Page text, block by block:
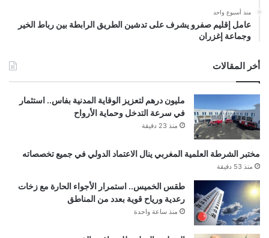
منذ أسبوع واحد
عامل إقليم صفرو يشرف على تدشين الطريق الرابطة بين رباط الخير
وجماعة إغزران
أخر المقالات
مليون درهم لتعزيز الوقاية المدنية بفاس.. استثمار
في سرعة التدخل وحماية الأرواح
منذ 23 دقيقة
مختبر الشرطة العلمية المغربي ينال الاعتماد الدولي في جميع تخصصاته
منذ 53 دقيقة
طقس الخميس.. استمرار الأجواء الحارة مع زخات
رعدية ورياح قوية بعدد من المناطق
منذ ساعة واحدة